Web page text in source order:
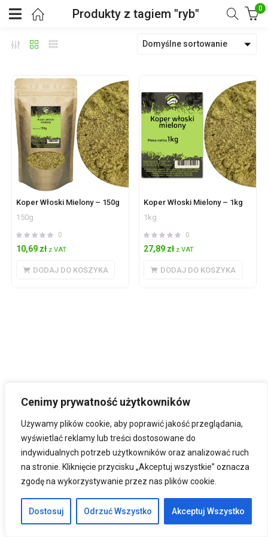
Cenimy prywatność użytkowników
Używamy plików cookie, aby poprawić jakość przeglądania,
wyświetlać reklamy lub treści dostosowane do
indywidualnych potrzeb użytkowników oraz analizować ruch
na stronie. Kliknięcie przycisku „Akceptuj wszystkie” oznacza
zgodę na wykorzystywanie przez nas plików cookie.
Dostosuj Odrzuć Wszystko Akceptuj Wszystko
Produkty z tagiem "ryb" 0
Domyślne sortowanie
Koper Włoski Mielony – 150g
150g
0
10,69 zł z VAT
DODAJ DO KOSZYKA
Koper Włoski Mielony – 1kg
1kg
0
27,89 zł z VAT
DODAJ DO KOSZYKA